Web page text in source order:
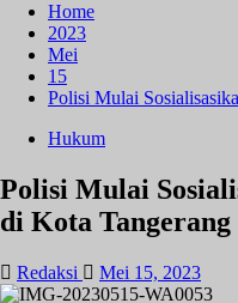
Home
2023
Mei
15
Polisi Mulai
Hukum
Polisi Mulai
di Kota Tangerang
Redaksi Mei 15, 2023